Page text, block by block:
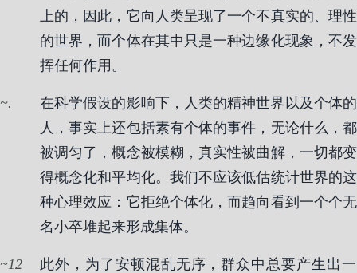
上的，因此，它向人类呈现了一个不真实的、理性
的世界，而个体在其中只是一种边缘化现象，不发
挥任何作用。
.
在科学假设的影响下，人类的精神世界以及个体的
人，事实上还包括素有个体的事件，无论什么，都
被调匀了，概念被模糊，真实性被曲解，一切都变
得概念化和平均化。我们不应该低估统计世界的这
种心理效应：它拒绝个体化，而趋向看到一个个无
名小卒堆起来形成集体。
12
此外，为了安顿混乱无序，群众中总要产生出一